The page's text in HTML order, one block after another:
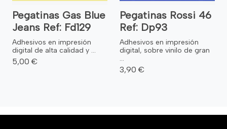
Pegatinas Gas Blue
Jeans Ref: Fd129
Adhesivos en impresión
digital de alta calidad y ...
5,00 €
Pegatinas Rossi 46
Ref: Dp93
Adhesivos en impresión
digital, sobre vinilo de gran
...
3,90 €